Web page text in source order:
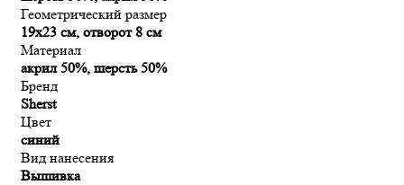
Геометрический размер
19х23 см, отворот 8 см
Материал
акрил 50%, шерсть 50%
Бренд
Sherst
Цвет
синий
Вид нанесения
Вышивка